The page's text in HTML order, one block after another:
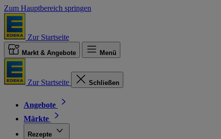
Zum Hauptbereich springen
Zur Startseite
Markt & Angebote Menü
Zur Startseite Schließen
Angebote
Märkte
Rezepte